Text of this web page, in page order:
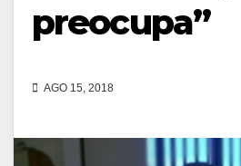
preocupa”
AGO 15, 2018